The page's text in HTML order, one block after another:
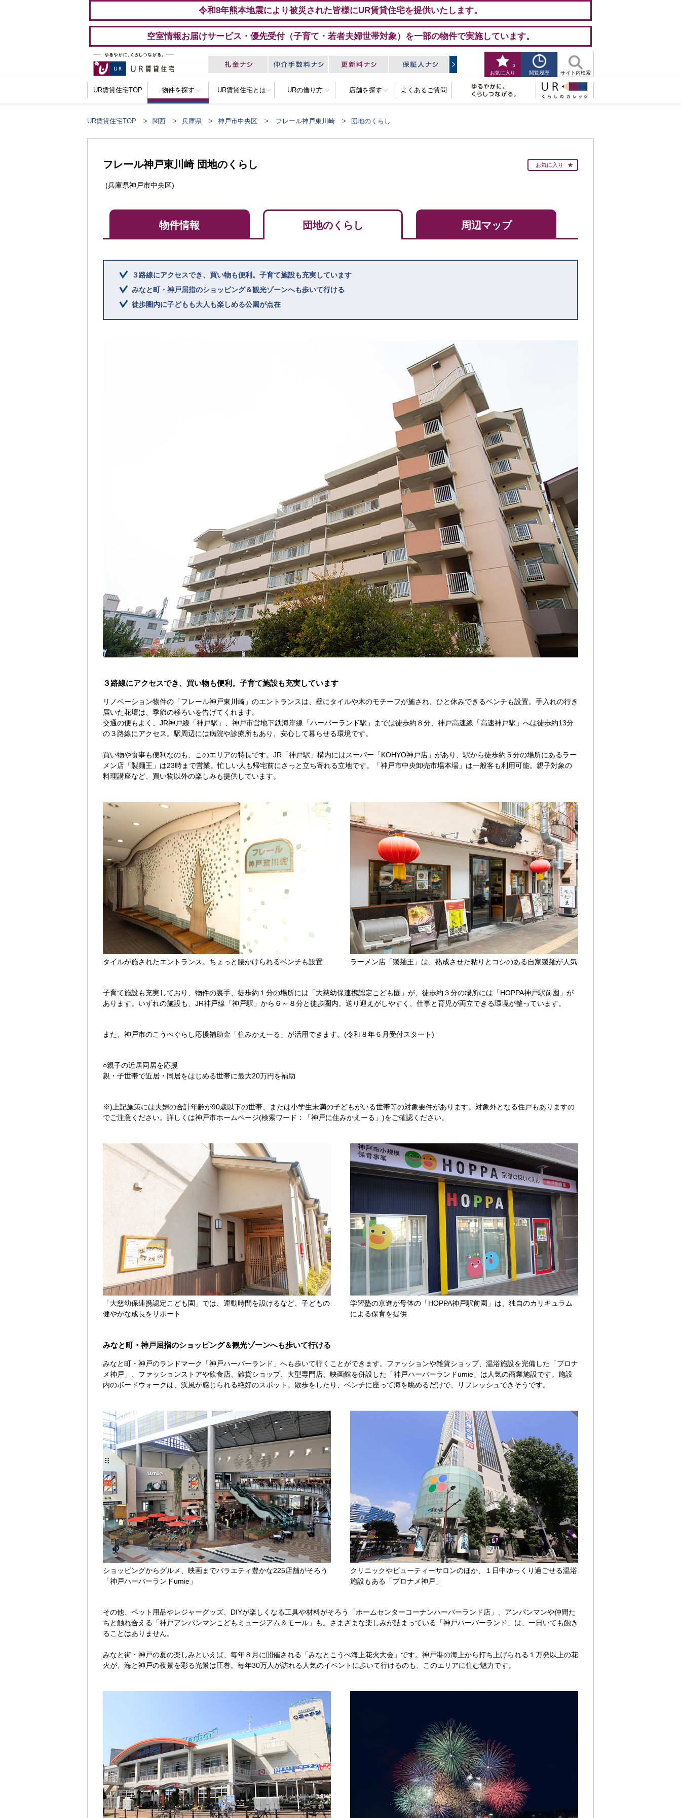
令和8年熊本地震により被災された皆様にUR賃貸住宅を提供いたします。
空室情報お届けサービス・優先受付（子育て・若者夫婦世帯対象）を一部の物件で実施しています。
お気に入り
0
閲覧履歴 サイト内検索
UR賃貸住宅TOP 物件を探す UR賃貸住宅とは URの借り方 店舗を探す よくあるご質問
UR賃貸住宅TOP 関西 兵庫県 神戸市中央区 フレール神戸東川崎 団地のくらし
フレール神戸東川崎 団地のくらし
(兵庫県神戸市中央区)
お気に入り
物件情報 団地のくらし 周辺マップ
３路線にアクセスでき、買い物も便利。子育て施設も充実しています
みなと町・神戸屈指のショッピング＆観光ゾーンへも歩いて行ける
徒歩圏内に子どもも大人も楽しめる公園が点在
３路線にアクセスでき、買い物も便利。子育て施設も充実しています
リノベーション物件の「フレール神戸東川崎」のエントランスは、壁にタイルや木のモチーフが施され、ひと休みできるベンチも設置。手入れの行き
届いた花壇は、季節の移ろいを告げてくれます。
交通の便もよく、JR神戸線「神戸駅」、神戸市営地下鉄海岸線「ハーバーランド駅」までは徒歩約８分、神戸高速線「高速神戸駅」へは徒歩約13分
の３路線にアクセス。駅周辺には病院や診療所もあり、安心して暮らせる環境です。
買い物や食事も便利なのも、このエリアの特長です。JR「神戸駅」構内にはスーパー「KOHYO神戸店」があり、駅から徒歩約５分の場所にあるラー
メン店「製麺王」は23時まで営業。忙しい人も帰宅前にさっと立ち寄れる立地です。「神戸市中央卸売市場本場」は一般客も利用可能。親子対象の
料理講座など、買い物以外の楽しみも提供しています。
タイルが施されたエントランス。ちょっと腰かけられるベンチも設置 ラーメン店「製麺王」は、熟成させた粘りとコシのある自家製麺が人気
子育て施設も充実しており、物件の裏手、徒歩約１分の場所には「大慈幼保連携認定こども園」が、徒歩約３分の場所には「HOPPA神戸駅前園」が
あります。いずれの施設も、JR神戸線「神戸駅」から６～８分と徒歩圏内。送り迎えがしやすく、仕事と育児が両立できる環境が整っています。
また、神戸市のこうべぐらし応援補助金「住みかえーる」が活用できます。(令和８年６月受付スタート)
○親子の近居同居を応援
親・子世帯で近居・同居をはじめる世帯に最大20万円を補助
※)上記施策には夫婦の合計年齢が90歳以下の世帯、または小学生未満の子どもがいる世帯等の対象要件があります。対象外となる住戸もありますの
でご注意ください。詳しくは神戸市ホームページ(検索ワード：「神戸に住みかえーる」)をご確認ください。
「大慈幼保連携認定こども園」では、運動時間を設けるなど、子どもの
健やかな成長をサポート
学習塾の京進が母体の「HOPPA神戸駅前園」は、独自のカリキュラム
による保育を提供
みなと町・神戸屈指のショッピング＆観光ゾーンへも歩いて行ける
みなと町・神戸のランドマーク「神戸ハーバーランド」へも歩いて行くことができます。ファッションや雑貨ショップ、温浴施設を完備した「プロナ
メ神戸」、ファッションストアや飲食店、雑貨ショップ、大型専門店、映画館を併設した「神戸ハーバーランドumie」は人気の商業施設です。施設
内のボードウォークは、浜風が感じられる絶好のスポット。散歩をしたり、ベンチに座って海を眺めるだけで、リフレッシュできそうです。
ショッピングからグルメ、映画までバラエティ豊かな225店舗がそろう
「神戸ハーバーランドumie」
クリニックやビューティーサロンのほか、１日中ゆっくり過ごせる温浴
施設もある「プロナメ神戸」
その他、ペット用品やレジャーグッズ、DIYが楽しくなる工具や材料がそろう「ホームセンターコーナンハーバーランド店」、アンパンマンや仲間た
ちと触れ合える「神戸アンパンマンこどもミュージアム＆モール」も。さまざまな楽しみが詰まっている「神戸ハーバーランド」は、一日いても飽き
ることはありません。
みなと街・神戸の夏の楽しみといえば、毎年８月に開催される「みなとこうべ海上花火大会」です。神戸港の海上から打ち上げられる１万発以上の花
火が、海と神戸の夜景を彩る光景は圧巻。毎年30万人が訪れる人気のイベントに歩いて行けるのも、このエリアに住む魅力です。